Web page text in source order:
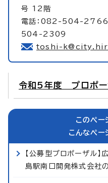
号 12階
電話：082-504-2766
504-2309
toshi-
令和5年度 プロポー
このペー
こんなペー
【公募型プロポーザル
島駅南口開発株式会社